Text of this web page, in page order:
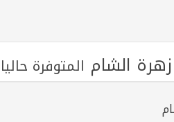
زهرة الشام المتوفرة حاليا